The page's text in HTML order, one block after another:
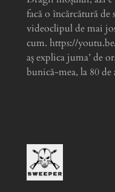
facă o încărcătură
videoclipul de mai
cum. https://
aș explica juma’ de
bunică-mea, la 80